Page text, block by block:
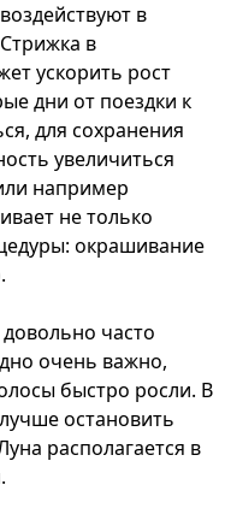
в
в
ускорить рост
дни от поездки к
для сохранения
увеличиться
например
не только
окрашивание
часто
очень важно,
быстро росли. В
остановить
располагается в